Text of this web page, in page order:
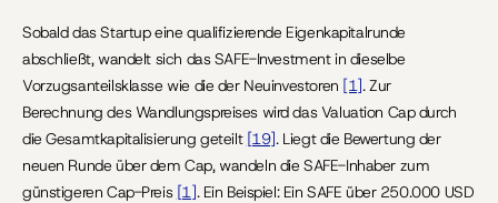
Sobald das Startup eine qualifizierende Eigenkapitalrunde
abschließt, wandelt sich das SAFE-Investment in dieselbe
Vorzugsanteilsklasse wie die der Neuinvestoren [1]. Zur
Berechnung des Wandlungspreises wird das Valuation Cap durch
die Gesamtkapitalisierung geteilt [19]. Liegt die Bewertung der
neuen Runde über dem Cap, wandeln die SAFE-Inhaber zum
günstigeren Cap-Preis [1]. Ein Beispiel: Ein SAFE über 250.000 USD